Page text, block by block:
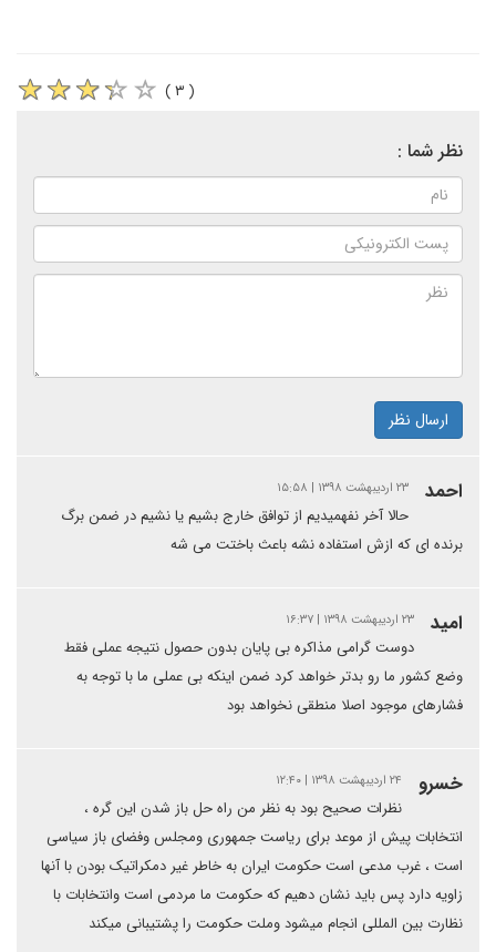
( ۳ )
نظر شما :
ارسال نظر
احمد ۲۳ اردیبهشت ۱۳۹۸ | ۱۵:۵۸
حالا آخر نفهمیدیم از توافق خارج بشیم یا نشیم در ضمن برگ
برنده ای که ازش استفاده نشه باعث باختت می شه
اميد ۲۳ اردیبهشت ۱۳۹۸ | ۱۶:۳۷
دوست گرامی مذاکره بی پایان بدون حصول نتیجه عملی فقط
وضع کشور ما رو بدتر خواهد کرد ضمن اینکه بی عملی ما با توجه به
فشارهای موجود اصلا منطقی نخواهد بود
خسرو ۲۴ اردیبهشت ۱۳۹۸ | ۱۲:۴۰
نظرات صحیح بود به نظر من راه حل باز شدن این گره ،
انتخابات پیش از موعد برای ریاست جمهوری ومجلس وفضای باز سیاسی
است ، غرب مدعی است حکومت ایران به خاطر غیر دمکراتیک بودن با آنها
زاویه دارد پس باید نشان دهیم که حکومت ما مردمی است وانتخابات با
نظارت بین المللی انجام میشود وملت حکومت را پشتیبانی میکند